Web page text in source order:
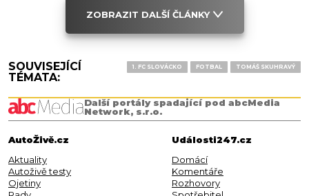
ZOBRAZIT DALŠÍ ČLÁNKY
SOUVISEJÍCÍ
TÉMATA:
1. FC SLOVÁCKO FOTBAL TOMÁŠ SKUHRAVÝ
Další portály spadající pod abcMedia
Network, s.r.o.
AutoŽivě.cz
Aktuality
Autoživě testy
Ojetiny
Události247.cz
Domácí
Komentáře
Rozhovory